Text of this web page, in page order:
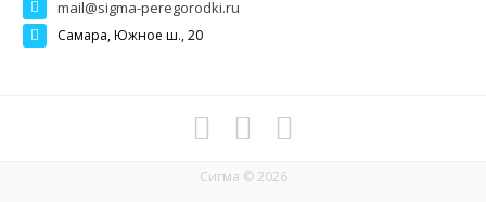
mail@sigma-peregorodki.ru
Самара, Южное ш., 20
Сигма © 2026